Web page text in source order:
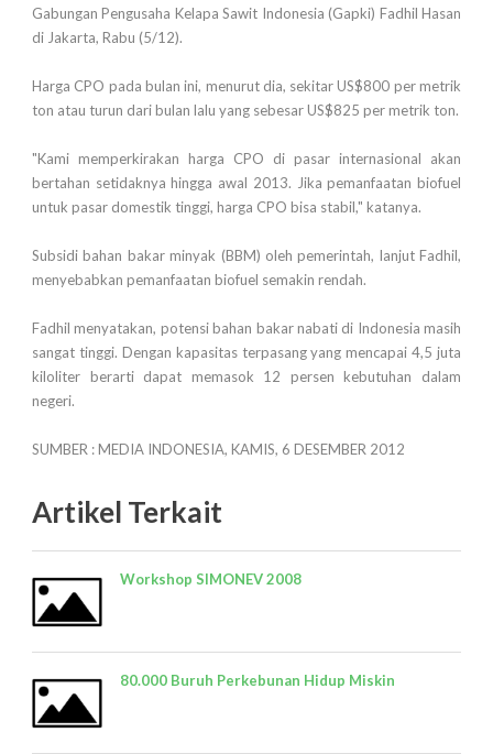
Gabungan Pengusaha Kelapa Sawit Indonesia (Gapki) Fadhil Hasan
di Jakarta, Rabu (5/12).
Harga CPO pada bulan ini, menurut dia, sekitar US$800 per metrik
ton atau turun dari bulan lalu yang sebesar US$825 per metrik ton.
"Kami memperkirakan harga CPO di pasar internasional akan
bertahan setidaknya hingga awal 2013. Jika pemanfaatan biofuel
untuk pasar domestik tinggi, harga CPO bisa stabil," katanya.
Subsidi bahan bakar minyak (BBM) oleh pemerintah, lanjut Fadhil,
menyebabkan pemanfaatan biofuel semakin rendah.
Fadhil menyatakan, potensi bahan bakar nabati di Indonesia masih
sangat tinggi. Dengan kapasitas terpasang yang mencapai 4,5 juta
kiloliter berarti dapat memasok 12 persen kebutuhan dalam
negeri.
SUMBER : MEDIA INDONESIA, KAMIS, 6 DESEMBER 2012
Artikel Terkait
Workshop SIMONEV 2008
80.000 Buruh Perkebunan Hidup Miskin